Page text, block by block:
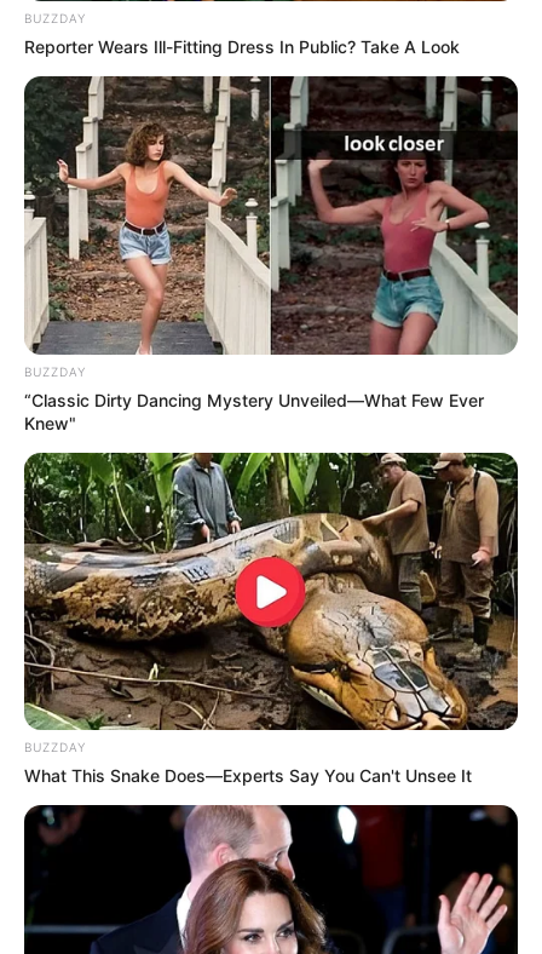
BUZZDAY
Reporter Wears Ill-Fitting Dress In Public? Take A Look
BUZZDAY
“Classic Dirty Dancing Mystery Unveiled—What Few Ever
Knew"
BUZZDAY
What This Snake Does—Experts Say You Can't Unsee It